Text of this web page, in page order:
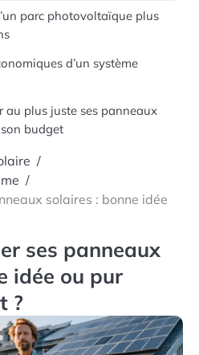
solaires : bonne idée
ses panneaux
idée ou pur
?
parc photovoltaïque plus
d’un système
au plus juste ses panneaux
budget